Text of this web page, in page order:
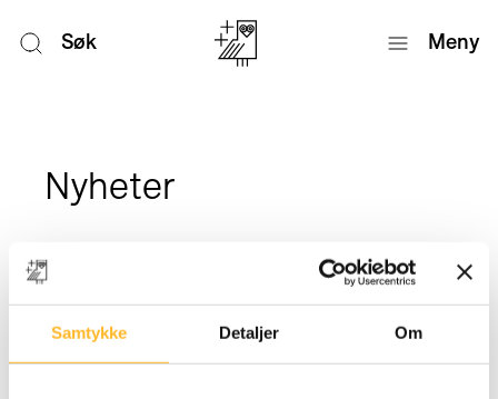
Samtykke Detaljer Om
Søk Meny
Nyheter